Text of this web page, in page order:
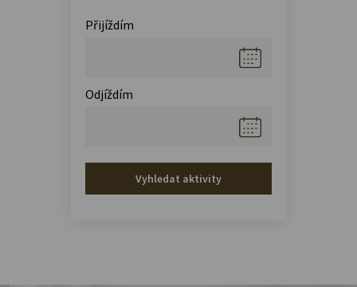
Přijíždím
Odjíždím
Vyhledat aktivity